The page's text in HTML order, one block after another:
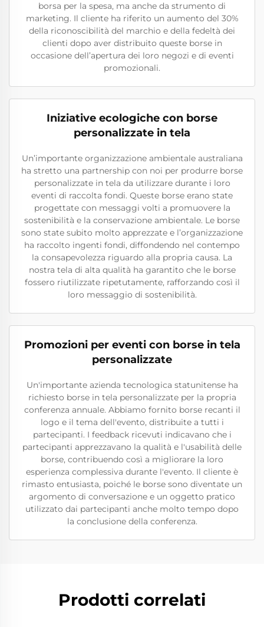
borsa per la spesa, ma anche da strumento di
marketing. Il cliente ha riferito un aumento del 30%
della riconoscibilità del marchio e della fedeltà dei
clienti dopo aver distribuito queste borse in
occasione dell’apertura dei loro negozi e di eventi
promozionali.
Iniziative ecologiche con borse
personalizzate in tela
Un’importante organizzazione ambientale australiana
ha stretto una partnership con noi per produrre borse
personalizzate in tela da utilizzare durante i loro
eventi di raccolta fondi. Queste borse erano state
progettate con messaggi volti a promuovere la
sostenibilità e la conservazione ambientale. Le borse
sono state subito molto apprezzate e l’organizzazione
ha raccolto ingenti fondi, diffondendo nel contempo
la consapevolezza riguardo alla propria causa. La
nostra tela di alta qualità ha garantito che le borse
fossero riutilizzate ripetutamente, rafforzando così il
loro messaggio di sostenibilità.
Promozioni per eventi con borse in tela
personalizzate
Un'importante azienda tecnologica statunitense ha
richiesto borse in tela personalizzate per la propria
conferenza annuale. Abbiamo fornito borse recanti il
logo e il tema dell'evento, distribuite a tutti i
partecipanti. I feedback ricevuti indicavano che i
partecipanti apprezzavano la qualità e l'usabilità delle
borse, contribuendo così a migliorare la loro
esperienza complessiva durante l'evento. Il cliente è
rimasto entusiasta, poiché le borse sono diventate un
argomento di conversazione e un oggetto pratico
utilizzato dai partecipanti anche molto tempo dopo
la conclusione della conferenza.
Prodotti correlati